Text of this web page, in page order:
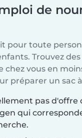
de
pour toute
Trouvez
chez vous en
préparer un sac
pas d'offre
qui